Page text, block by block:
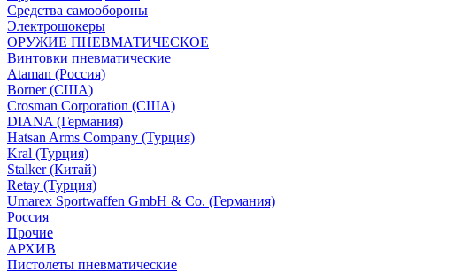
Средства самообороны
Электрошокеры
ОРУЖИЕ ПНЕВМАТИЧЕСКОЕ
Винтовки пневматические
Ataman (Россия)
Borner (США)
Crosman Corporation (США)
DIANA (Германия)
Hatsan Arms Company (Турция)
Kral (Турция)
Stalker (Китай)
Retay (Турция)
Umarex Sportwaffen GmbH & Co. (Германия)
Россия
Прочие
АРХИВ
Пистолеты пневматические